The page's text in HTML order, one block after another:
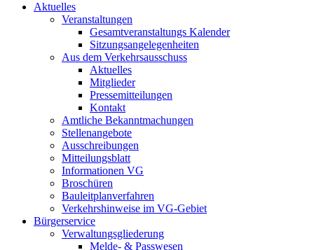
Aktuelles
Veranstaltungen
Gesamtveranstaltungs Kalender
Sitzungsangelegenheiten
Aus dem Verkehrsausschuss
Aktuelles
Mitglieder
Pressemitteilungen
Kontakt
Amtliche Bekanntmachungen
Stellenangebote
Ausschreibungen
Mitteilungsblatt
Informationen VG
Broschüren
Bauleitplanverfahren
Verkehrshinweise im VG-Gebiet
Bürgerservice
Verwaltungsgliederung
Melde- & Passwesen